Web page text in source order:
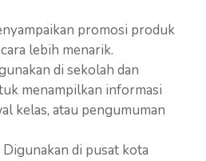
promosi produk
lebih menarik.
di sekolah dan
menampilkan informasi
kelas, atau pengumuman
di pusat kota